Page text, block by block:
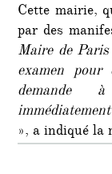
Cette mairie,
par des
Maire de
examen pour
demande
», a indiqué la